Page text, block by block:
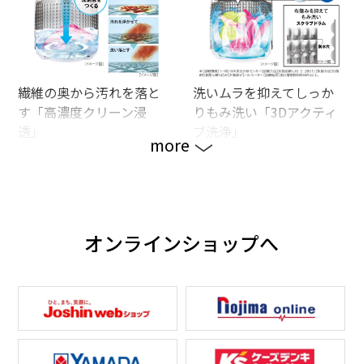
繊維の奥から汚れを落と
す「高濃度クリーン浸
洗いムラを抑えてしっか
りもみ洗い「3Dアクティ
more
オンラインショップへ